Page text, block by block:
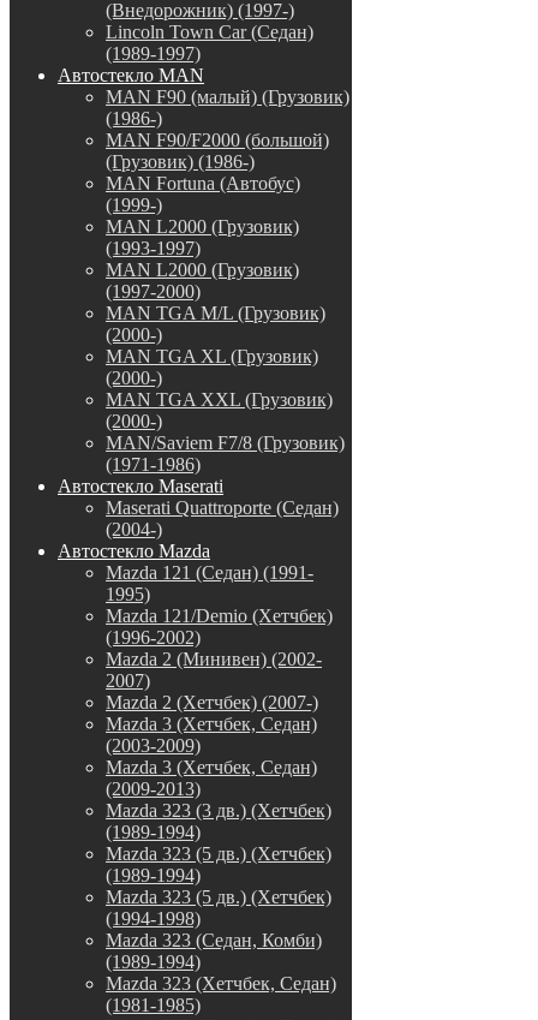
(Внедорожник) (1997-)
Lincoln Town Car (Седан)
(1989-1997)
Автостекло MAN
MAN F90 (малый) (Грузовик)
(1986-)
MAN F90/F2000 (большой)
(Грузовик) (1986-)
MAN Fortuna (Автобус)
(1999-)
MAN L2000 (Грузовик)
(1993-1997)
MAN L2000 (Грузовик)
(1997-2000)
MAN TGA M/L (Грузовик)
(2000-)
MAN TGA XL (Грузовик)
(2000-)
MAN TGA XXL (Грузовик)
(2000-)
MAN/Saviem F7/8 (Грузовик)
(1971-1986)
Автостекло Maserati
Maserati Quattroporte (Седан)
(2004-)
Автостекло Mazda
Mazda 121 (Седан) (1991-
1995)
Mazda 121/Demio (Хетчбек)
(1996-2002)
Mazda 2 (Минивен) (2002-
2007)
Mazda 2 (Хетчбек) (2007-)
Mazda 3 (Хетчбек, Седан)
(2003-2009)
Mazda 3 (Хетчбек, Седан)
(2009-2013)
Mazda 323 (3 дв.) (Хетчбек)
(1989-1994)
Mazda 323 (5 дв.) (Хетчбек)
(1989-1994)
Mazda 323 (5 дв.) (Хетчбек)
(1994-1998)
Mazda 323 (Седан, Комби)
(1989-1994)
Mazda 323 (Хетчбек, Седан)
(1981-1985)